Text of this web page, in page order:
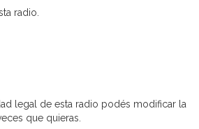
radio.
legal de esta radio podés modificar la
que quieras.